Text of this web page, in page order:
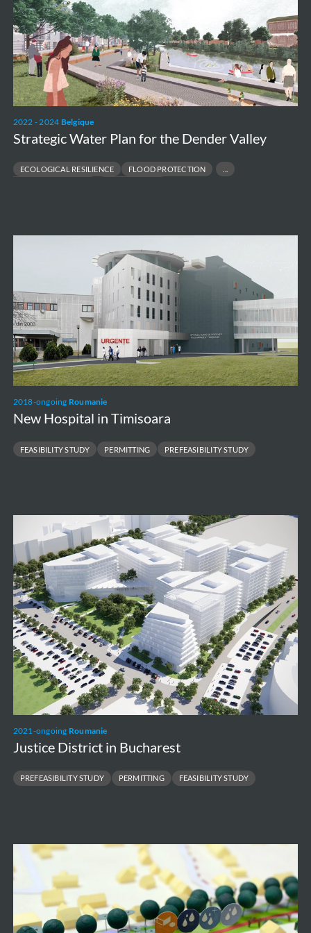
2022 - 2024 Belgique
Strategic Water Plan for the Dender Valley
ECOLOGICAL RESILIENCE
FLOOD PROTECTION
the
Dender
Valley
2018-ongoing Roumanie
New Hospital in Timisoara
FEASIBILITY STUDY PERMITTING PREFEASIBILITY STUDY
Timisoara
2021-ongoing Roumanie
Justice District in Bucharest
PREFEASIBILITY STUDY PERMITTING FEASIBILITY STUDY
District
in
Bucharest
Noord-
Zuid
Limburg